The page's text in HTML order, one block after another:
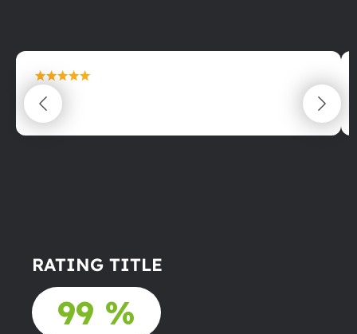
maximální spokojenost
22.06.2025
RATING TITLE
99 %